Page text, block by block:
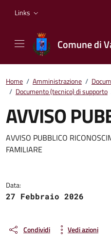
Links
Comune di
Home / Amministrazione /
/ Documento (tecnico) di supporto
AVVISO
Dettagli del
AVVISO PUBBLICO
FAMILIARE
Data:
27 Febbraio 2026
Condividi Vedi azioni